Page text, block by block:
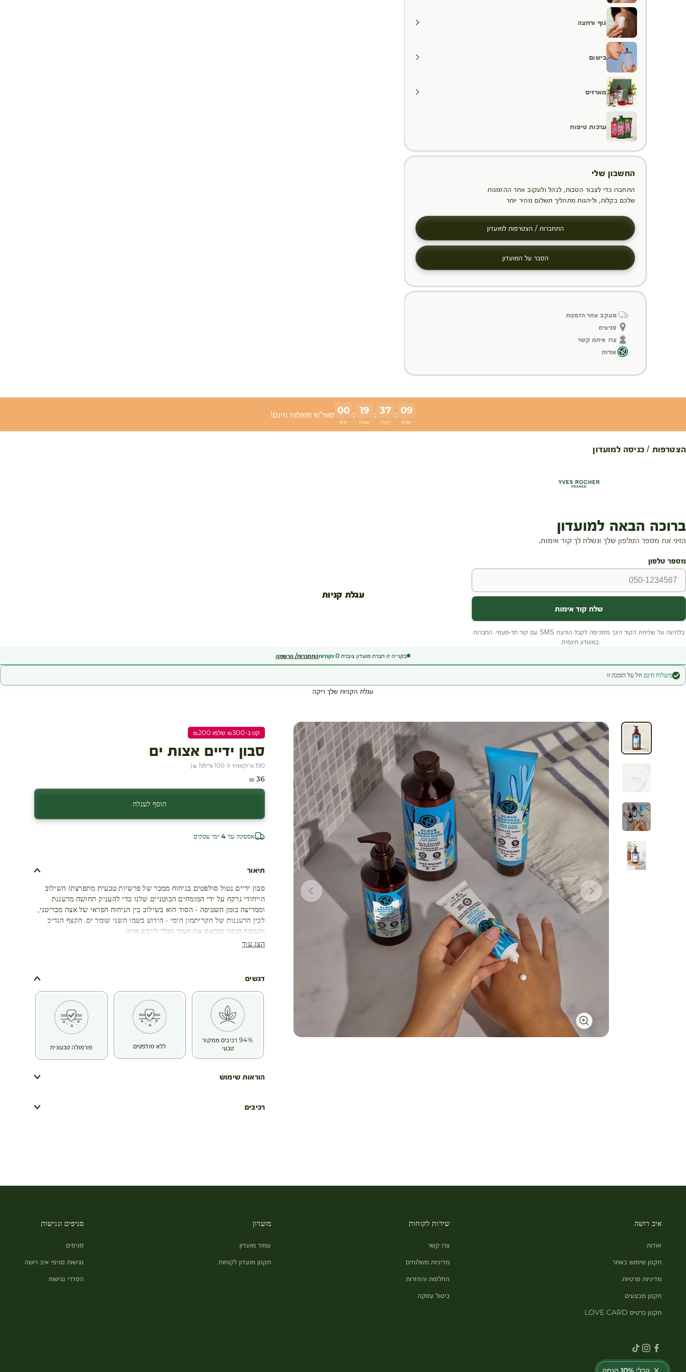
גוף ורחצה
בישום
מארזים
ערכות טיפוח
החשבון שלי
התחברו כדי לצבור הטבות, לנהל ולעקוב אחר ההזמנות
שלכם בקלות, וליהנות מתהליך תשלום מהיר יותר
התחברות / הצטרפות למועדון
הסבר על המועדון
מעקב אחר הזמנות
סניפים
צרו איתנו קשר
אודות
00
ימים
: 19
שעות
: 37
דקות
: 08
שניות
סופ"ש משלוח חינם!
הצטרפות / כניסה למועדון
בקנייה זו חברת מועדון צוברת 0 נקודותהתחברות/ הרשמה
עגלת קניות
משלוח חינם חל על הזמנה זו
עגלת הקניות שלך ריקה
קנו ב-₪300 שלמו ₪200
סבון ידיים אצות ים
190 מ"ל (מחיר ל-100 מ״ל 19 ₪
)
מחיר מבצע
36 ₪
הוסף לעגלה
אספקה עד 4 ימי עסקים
תיאור
סבון ידיים נטול סולפטים בניחוח ממכר של פרשיות טבעית מתפרצת! השילוב
הייחודי נרקח על ידי המומחים הבוטניים שלנו כדי להעניק תחושה מרעננת
וממריצה בזמן השטיפה - הסוד הוא בשילוב בין הניחוח הפראי של אצה מבריטני,
לבין הרעננות של הקריתמון הימי - הידוע בשמו השני שומר ים. הקצף הנדיב
והעוטף מנקה ומבשם את העור מבלי לייבש אותו
הצג עוד
דגשים
94% רכיבים ממקור
טבעי
ללא סולפטים פורמולה טבעונית
הוראות שימוש
רכיבים
איב רושה
אודות
תקנון שימוש באתר
מדיניות פרטיות
תקנון מבצעים
תקנון כרטיס LOVE CARD
שירות לקוחות
צרו קשר
מדיניות משלוחים
החלפות והחזרות
ביטול עסקה
מועדון
עמוד מועדון
תקנון מועדון לקוחות
סניפים ונגישות
סניפים
נגישות סניפי איב רושה
הסדרי נגישות